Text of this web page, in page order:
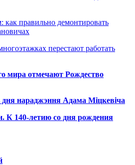
как правильно демонтировать
перестают работать
мира отмечают Рождество
дня нараджэння Адама Міцкевіча
К 140-летию со дня рождения